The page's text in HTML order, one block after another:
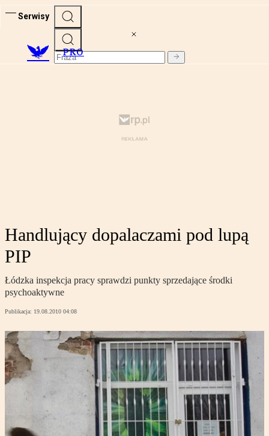
Serwisy
PRO
Handlujący dopalaczami pod lupą
PIP
Łódzka inspekcja pracy sprawdzi punkty sprzedające środki
psychoaktywne
Publikacja: 19.08.2010 04:08